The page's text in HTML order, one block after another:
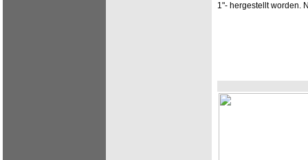
1"- hergestellt worden.